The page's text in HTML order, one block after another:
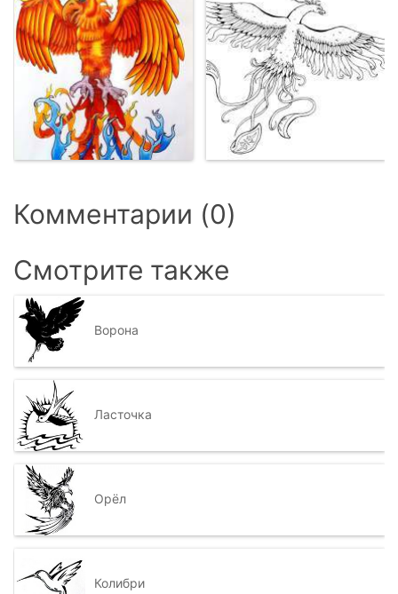
Комментарии (0)
Смотрите также
Ворона
Ласточка
Орёл
Колибри